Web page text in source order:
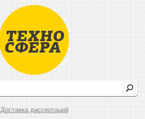
Доставка диссертаций